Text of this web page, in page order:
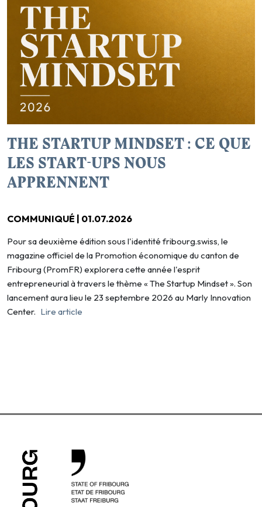
THE STARTUP MINDSET : CE QUE
LES START-UPS NOUS
APPRENNENT
COMMUNIQUÉ | 01.07.2026
Pour sa deuxième édition sous l'identité fribourg.swiss, le
magazine officiel de la Promotion économique du canton de
Fribourg (PromFR) explorera cette année l'esprit
entrepreneurial à travers le thème « The Startup Mindset ». Son
lancement aura lieu le 23 septembre 2026 au Marly Innovation
Center. Lire article